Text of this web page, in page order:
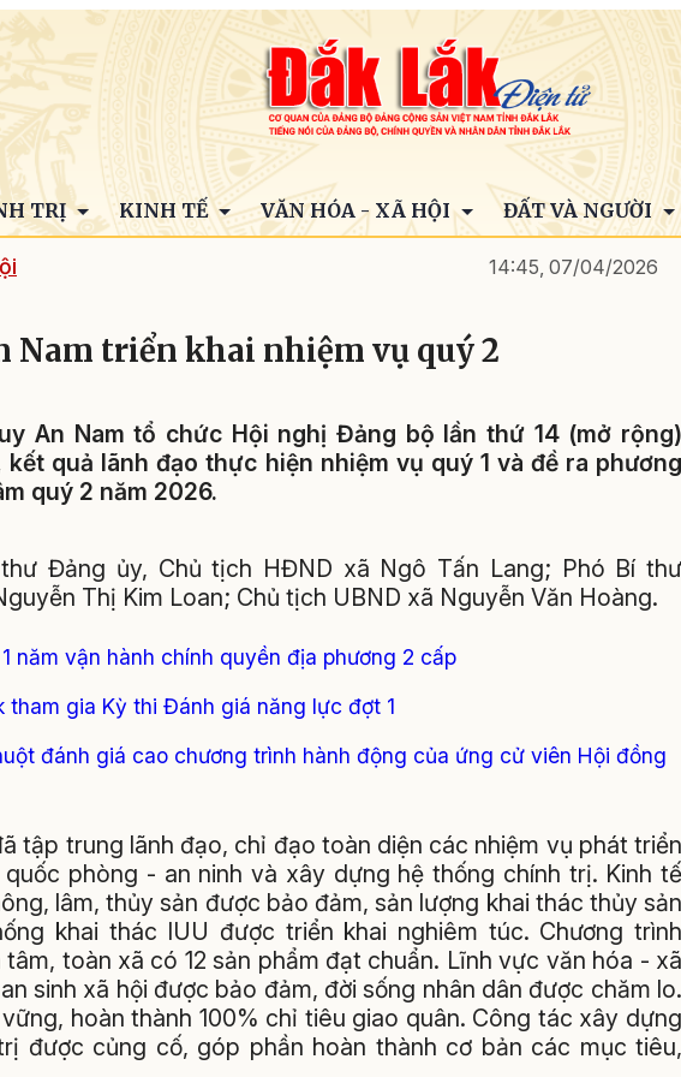
TRỊ KINH TẾ VĂN HÓA - XÃ HỘI ĐẤT VÀ NGƯỜI
14:45, 07/04/2026
Nam triển khai nhiệm vụ quý 2
An Nam tổ chức Hội nghị Đảng bộ lần thứ 14 (mở rộng)
quả lãnh đạo thực hiện nhiệm vụ quý 1 và đề ra phương
quý 2 năm 2026.
Đảng ủy, Chủ tịch HĐND xã Ngô Tấn Lang; Phó Bí thư
Thị Kim Loan; Chủ tịch UBND xã Nguyễn Văn Hoàng.
năm vận hành chính quyền địa phương 2 cấp
tham gia Kỳ thi Đánh giá năng lực đợt 1
đánh giá cao chương trình hành động của ứng cử viên Hội đồng
tập trung lãnh đạo, chỉ đạo toàn diện các nhiệm vụ phát triển
phòng - an ninh và xây dựng hệ thống chính trị. Kinh tế
lâm, thủy sản được bảo đảm, sản lượng khai thác thủy sản
khai thác IUU được triển khai nghiêm túc. Chương trình
toàn xã có 12 sản phẩm đạt chuẩn. Lĩnh vực văn hóa - xã
sinh xã hội được bảo đảm, đời sống nhân dân được chăm lo.
hoàn thành 100% chỉ tiêu giao quân. Công tác xây dựng
được củng cố, góp phần hoàn thành cơ bản các mục tiêu,